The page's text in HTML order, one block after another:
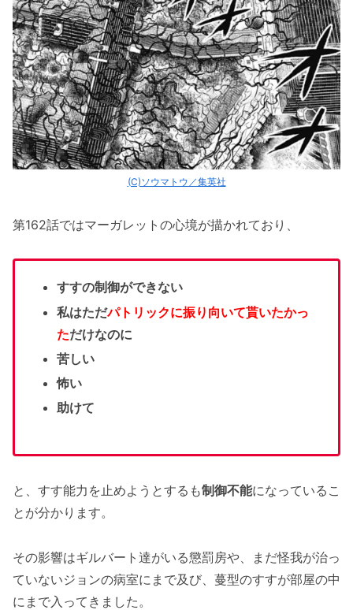
(C)ソウマトウ／集英社
第162話ではマーガレットの心境が描かれており、
すすの制御ができない
私はただパトリックに振り向いて貰いたかっ
ただけなのに
苦しい
怖い
助けて
と、すす能力を止めようとするも制御不能になっているこ
とが分かります。
その影響はギルバート達がいる懲罰房や、まだ怪我が治っ
ていないジョンの病室にまで及び、蔓型のすすが部屋の中
にまで入ってきました。